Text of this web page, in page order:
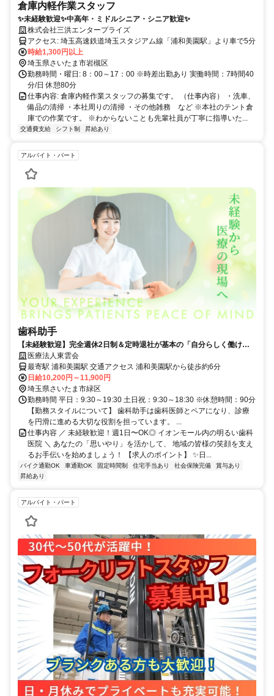
倉庫内軽作業スタッフ
✨未経験歓迎✨中高年・ミドルシニア・シニア歓迎✨
株式会社三洪エンタープライズ
アクセス: 埼玉高速鉄道埼玉スタジアム線「浦和美園駅」より車で5分
時給1,300円以上
埼玉県さいたま市岩槻区
勤務時間・曜日: 8：00～17：00 ※時差出勤あり 実働時間：7時間40
分/日 休憩80分
仕事内容: 倉庫内軽作業スタッフの募集です。 （仕事内容） ・洗車、
備品の清掃 ・本社周りの清掃 ・その他雑務 など ※本社のテント倉
庫での作業です。 ※わからないことも先輩社員が丁寧に指導いた...
交通費支給 シフト制 昇給あり
アルバイト・パート
歯科助手
【未経験歓迎】完全週休2日制＆定時退社が基本の「自分らしく働け
る」歯科助手
医療法人東雲会
最寄駅 浦和美園駅 交通アクセス 浦和美園駅から徒歩約6分
日給10,200円～11,900円
埼玉県さいたま市緑区
勤務時間 平日：9:30～19:30 土日祝：9:30～18:30 ※休憩時間：90分
【勤務スタイルについて】 歯科助手は歯科医師とペアになり、診療
を円滑に進める大切な役割を担っています。 ...
仕事内容 ／ 未経験歓迎！週1日〜OK◎ イオンモール内の明るい歯科
医院 ＼ あなたの「思いやり」を活かして、 地域の皆様の笑顔を支え
るお手伝いを始めましょう！ 【求人のポイント】 ✨日...
バイク通勤OK 車通勤OK 固定時間制 住宅手当あり 社会保険完備
賞与あり
昇給あり
アルバイト・パート